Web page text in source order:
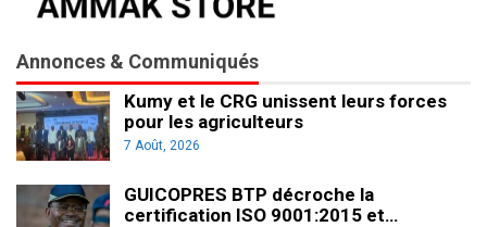
Annonces & Communiqués
Kumy et le CRG unissent leurs forces
pour les agriculteurs
7 Août, 2026
GUICOPRES BTP décroche la
certification ISO 9001:2015 et…